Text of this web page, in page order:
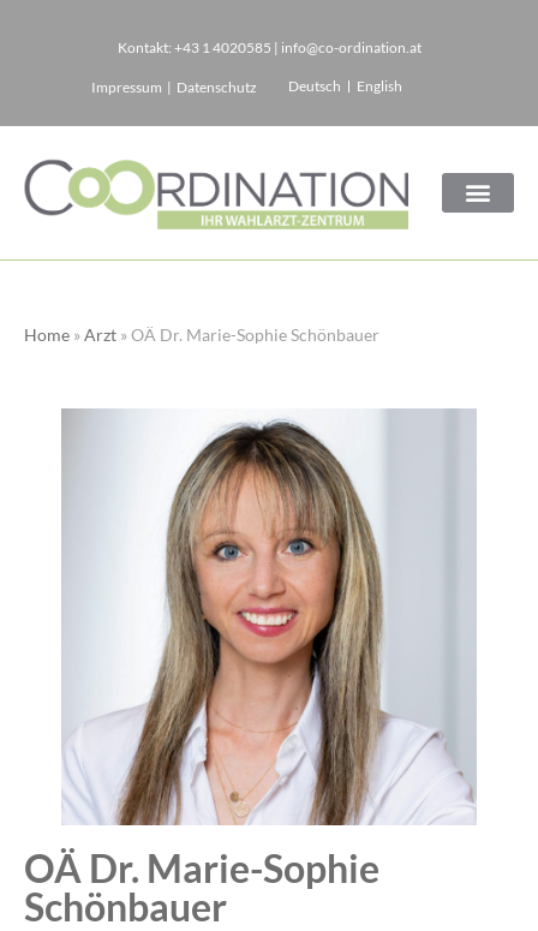
springen
Kontakt: +43 1 4020585 | info@co-ordination.at
Impressum | Datenschutz Deutsch English
Home »Arzt »OÄ Dr. Marie-Sophie Schönbauer
OÄ Dr. Marie-Sophie
Schönbauer